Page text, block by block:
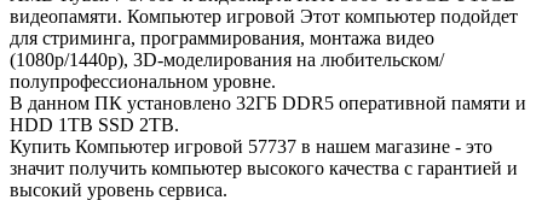
видеопамяти. Компьютер игровой Этот компьютер подойдет
для стриминга, программирования, монтажа видео
(1080р/1440р), 3D-моделирования на любительском/
полупрофессиональном уровне.
В данном ПК установлено 32ГБ DDR5 оперативной памяти и
HDD 1TB SSD 2TB.
Купить Компьютер игровой 57737 в нашем магазине - это
значит получить компьютер высокого качества с гарантией и
высокий уровень сервиса.